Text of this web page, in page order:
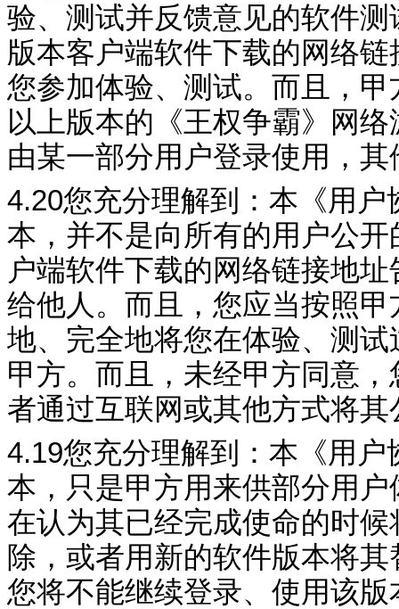
验、测试并反馈意见的软件
版本客户端软件下载的网络
您参加体验、测试。而且，
以上版本的《王权争霸》网
由某一部分用户登录使用，
4.20您充分理解到：本《用户
本，并不是向所有的用户公
户端软件下载的网络链接地
给他人。而且，您应当按照
地、完全地将您在体验、测
甲方。而且，未经甲方同意，
者通过互联网或其他方式将其
4.19您充分理解到：本《用户
本，只是甲方用来供部分用
在认为其已经完成使命的时
除，或者用新的软件版本将
您将不能继续登录、使用该版